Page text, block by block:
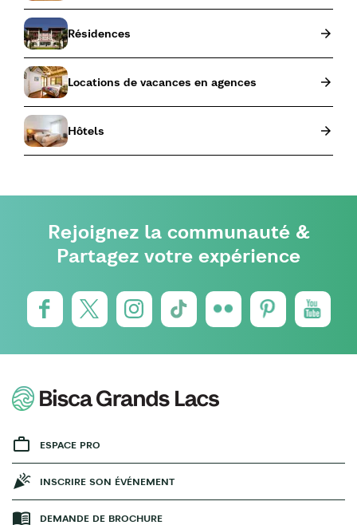
Résidences
Locations de vacances en agences
Hôtels
Rejoignez la communauté &
Partagez votre expérience
ESPACE PRO
INSCRIRE SON ÉVÉNEMENT
DEMANDE DE BROCHURE